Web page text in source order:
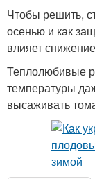
Чтобы решить,
осенью и как
влияет
Теплолюбивые
температуры
высаживать